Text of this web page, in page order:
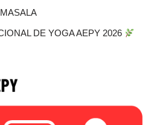
DE YOGA AEPY 2026